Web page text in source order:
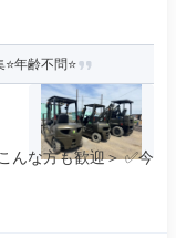
年齢不問⭐
んな方も歓迎＞ ✅今